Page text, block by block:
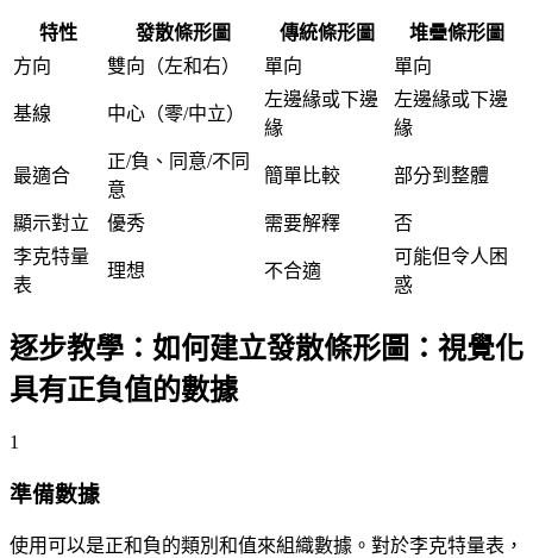
特性 發散條形圖 傳統條形圖
堆疊條形圖
方向
雙向（左和右） 單向 單向
基線 中心（零/中立）
左邊緣或下邊
緣
左邊緣或下邊
緣
最適合
正/負、同意/不同
意
簡單比較 部分到整體
顯示對立 優秀 需要解釋
否
李克特量
表
理想 不合適
可能但令人困
惑
逐步教學：如何建立發散條形圖：視覺化
具有正負值的數據
1
準備數據
使用可以是正和負的類別和值來組織數據。對於李克特量表，